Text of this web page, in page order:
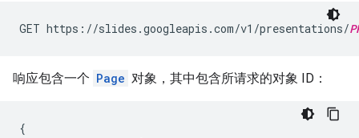
GET https://slides.googleapis.com/v1/presentations/
响应包含一个 Page 对象，其中包含所请求的对象 ID：
{